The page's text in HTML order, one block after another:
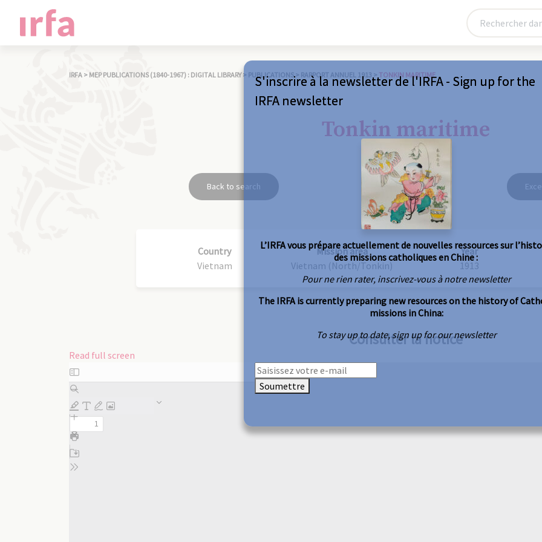
IRFA > MEP PUBLICATIONS (1840-1967) : DIGITAL LIBRARY > PUBLICATIONS > RAPPORT ANNUEL 1913 > TONKIN MARITIME
Tonkin maritime
Back to search
Country
Vietnam
Mission area
Vietnam (North/Tonkin)
Year
1913
Consulter la notice
Read full screen
Skip
to
PDF
content
S'inscrire à la newsletter de l'IRFA - Sign up for the
IRFA newsletter
L’IRFA vous prépare actuellement de nouvelles ressources sur
des missions catholiques en Chine :
Pour ne rien rater, inscrivez-vous à notre newsletter
The IRFA is currently preparing new resources on the history of
missions in China:
To stay up to date, sign up for our newsletter
Soumettre